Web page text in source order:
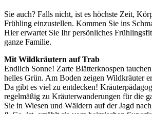
Sie auch? Falls nicht, ist es höchste Zeit,
Frühling einzustellen. Kommen Sie ins
Hier erwartet Sie Ihr persönliches
ganze Familie.
Mit Wildkräutern auf Trab
Endlich Sonne! Zarte Blätterknospen
helles Grün. Am Boden zeigen Wildkräuter
Da gibt es viel zu entdecken!
regelmäßig zu Kräuterwanderungen für die
Sie in Wiesen und Wäldern auf der Jagd